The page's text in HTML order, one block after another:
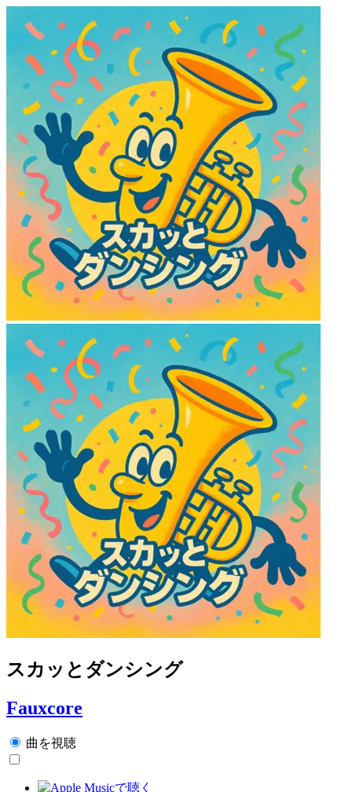
スカッとダンシング
Fauxcore
曲を視聴